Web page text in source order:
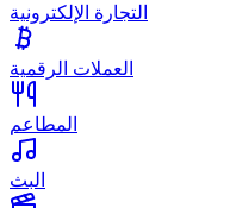
التجارة الإلكترونية
العملات الرقمية
المطاعم
البث